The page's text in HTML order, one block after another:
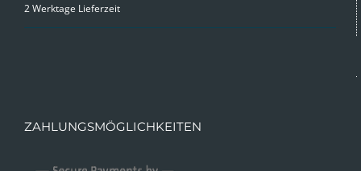
2 Werktage Lieferzeit
ZAHLUNGSMÖGLICHKEITEN